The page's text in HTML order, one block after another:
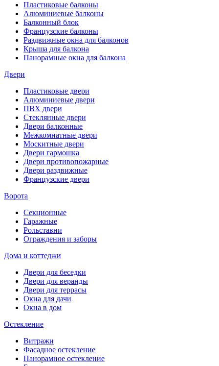
Пластиковые балконы
Алюминиевые балконы
Балконный блок
Французские балконы
Раздвижные окна для балконов
Крыша для балкона
Панорамные окна для балкона
Двери
Пластиковые двери
Алюминиевые двери
ПВХ двери
Стеклянные двери
Двери балконные
Межкомнатные двери
Москитные двери
Двери гармошка
Двери противопожарные
Двери раздвижные
Французские двери
Ворота
Секционные
Гаражные
Рольставни
Ограждения и заборы
Дома и коттеджи
Двери для беседки
Двери для веранды
Двери для террасы
Окна для дачи
Окна в дом
Остекление
Витражи
Фасадное остекление
Панорамное остекление